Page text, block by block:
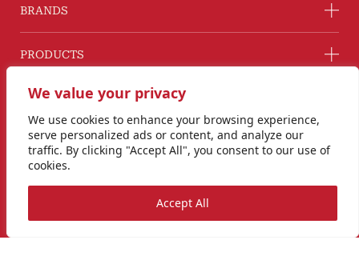
We value your privacy
We use cookies to enhance your browsing experience,
serve personalized ads or content, and analyze our
traffic. By clicking "Accept All", you consent to our use of
cookies.
Accept All
BRANDS
PRODUCTS
COMPANY
GROUP COMPANY
CONNECT WITH US
Instagram